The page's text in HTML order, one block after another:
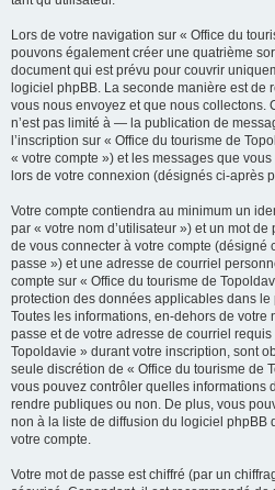
Lors de votre navigation sur « Office du
pouvons également créer une quatrième
document qui est prévu pour couvrir
logiciel phpBB. La seconde manière est de
vous nous envoyez et que nous
n’est pas limité à — la publication de
l’inscription sur « Office du tourisme de
« votre compte ») et les messages que
lors de votre connexion (désignés ci-après
Votre compte contiendra au minimum un
par « votre nom d’utilisateur ») et un mot
de vous connecter à votre compte (désigné
passe ») et une adresse de courriel
compte sur « Office du tourisme de
protection des données applicables dans
Toutes les informations, en-dehors de votre
passe et de votre adresse de courriel
Topoldavie » durant votre inscription, sont
seule discrétion de « Office du tourisme de
vous pouvez contrôler quelles informations
rendre publiques ou non. De plus, vous
non à la liste de diffusion du logiciel phpBB
votre compte.
Votre mot de passe est chiffré (par un